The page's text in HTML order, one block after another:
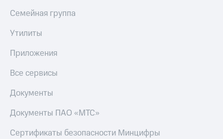
Семейная группа
Утилиты
Приложения
Все сервисы
Документы
Документы ПАО «МТС»
Сертификаты безопасности Минцифры